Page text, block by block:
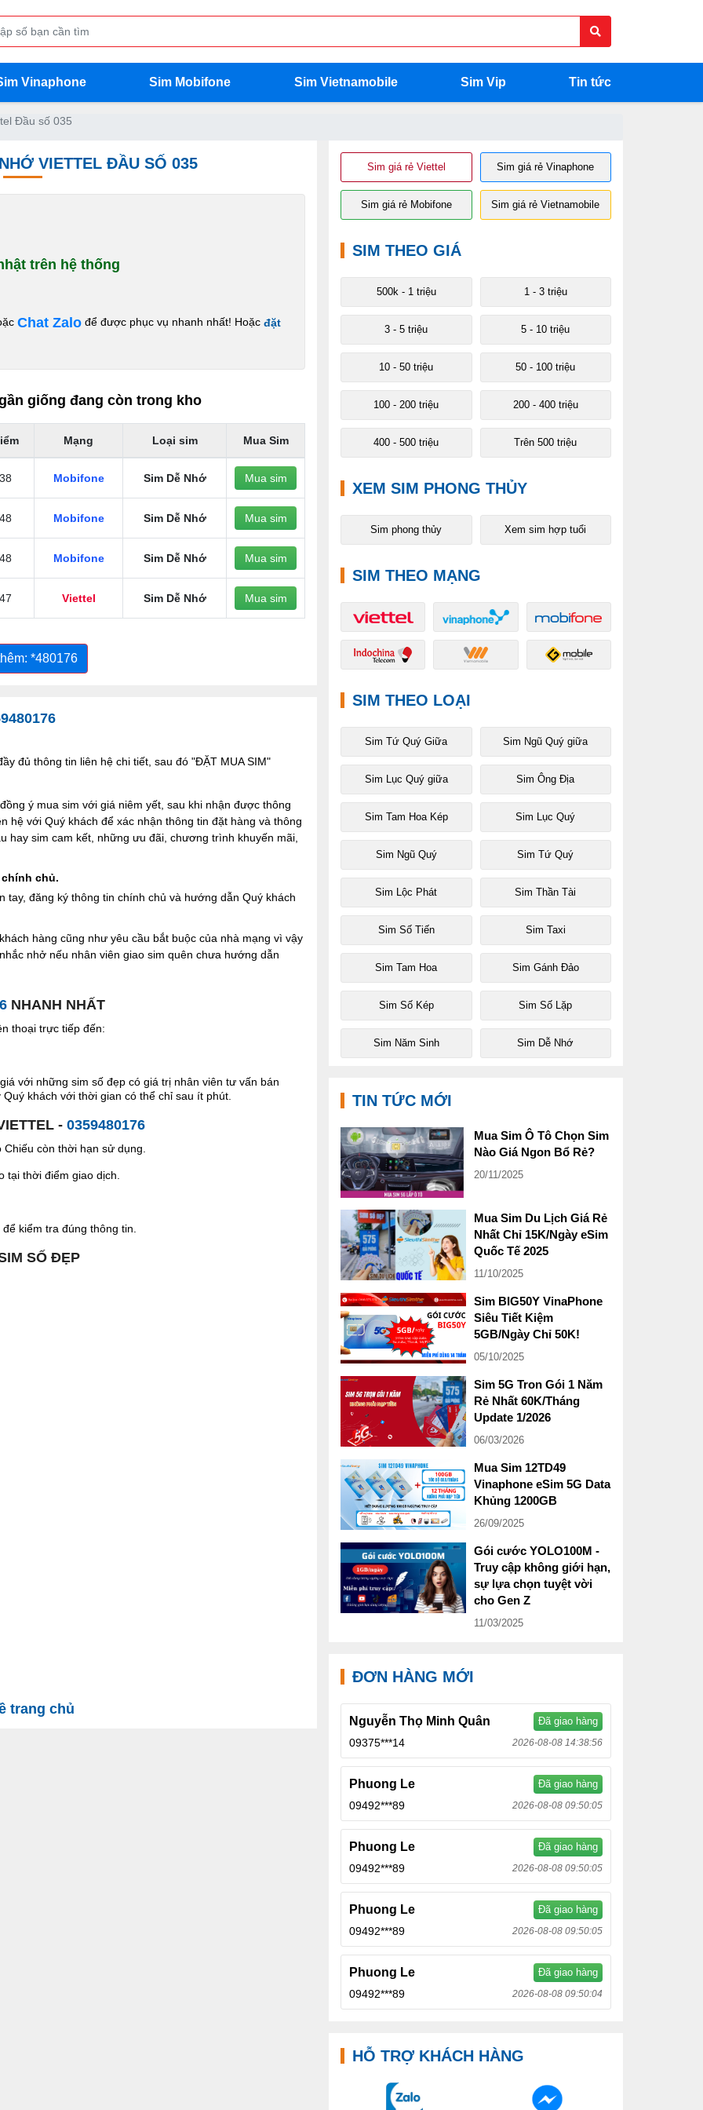
Vinaphone Sim Mobifone Sim Vietnamobile Sim Vip Tin tức
Đầu số 035
VIETTEL ĐẦU SỐ 035
trên hệ thống
Chat Zalo để được phục vụ nhanh nhất! Hoặc đặt
giống đang còn trong kho
Mạng Loại sim Mua Sim
38 Mobifone Sim Dễ Nhớ Mua sim
48 Mobifone Sim Dễ Nhớ Mua sim
48 Mobifone Sim Dễ Nhớ Mua sim
47 Viettel Sim Dễ Nhớ Mua sim
*480176
đủ thông tin liên hệ chi tiết, sau đó "ĐẶT MUA SIM"
ý mua sim với giá niêm yết, sau khi nhận được thông
hệ với Quý khách để xác nhận thông tin đặt hàng và thông
hay sim cam kết, những ưu đãi, chương trình khuyến mãi,
chủ.
tay, đăng ký thông tin chính chủ và hướng dẫn Quý khách
hàng cũng như yêu cầu bắt buộc của nhà mạng vì vậy
nhở nếu nhân viên giao sim quên chưa hướng dẫn
NHANH NHẤT
thoại trực tiếp đến:
với những sim số đẹp có giá trị nhân viên tư vấn bán
khách với thời gian có thể chỉ sau ít phút.
- 0359480176
còn thời hạn sử dụng.
tại thời điểm giao dịch.
kiểm tra đúng thông tin.
SỐ ĐẸP
trang chủ
Sim giá rẻ Viettel Sim giá rẻ Vinaphone
Sim giá rẻ Mobifone Sim giá rẻ Vietnamobile
SIM THEO GIÁ
500k - 1 triệu 1 - 3 triệu
3 - 5 triệu 5 - 10 triệu
10 - 50 triệu 50 - 100 triệu
100 - 200 triệu 200 - 400 triệu
400 - 500 triệu Trên 500 triệu
XEM SIM PHONG THỦY
Sim phong thủy Xem sim hợp tuổi
SIM THEO MẠNG
SIM THEO LOẠI
Sim Tứ Quý Giữa Sim Ngũ Quý giữa
Sim Lục Quý giữa Sim Ông Địa
Sim Tam Hoa Kép Sim Lục Quý
Sim Ngũ Quý Sim Tứ Quý
Sim Lộc Phát Sim Thần Tài
Sim Số Tiến Sim Taxi
Sim Tam Hoa Sim Gánh Đảo
Sim Số Kép Sim Số Lặp
Sim Năm Sinh Sim Dễ Nhớ
TIN TỨC MỚI
Mua Sim Ô Tô Chọn Sim
Nào Giá Ngon Bổ Rẻ?
20/11/2025
Mua Sim Du Lịch Giá Rẻ
Nhất Chỉ 15K/Ngày eSim
Quốc Tế 2025
11/10/2025
Sim BIG50Y VinaPhone
Siêu Tiết Kiệm
5GB/Ngày Chỉ 50K!
05/10/2025
Sim 5G Tron Gói 1 Năm
Rẻ Nhất 60K/Tháng
Update 1/2026
06/03/2026
Mua Sim 12TD49
Vinaphone eSim 5G Data
Khủng 1200GB
26/09/2025
Gói cước YOLO100M -
Truy cập không giới hạn,
sự lựa chọn tuyệt vời
cho Gen Z
11/03/2025
ĐƠN HÀNG MỚI
Nguyễn Thọ Minh Quân Đã giao hàng
09375***14 2026-08-08 14:38:56
Phuong Le Đã giao hàng
09492***89 2026-08-08 09:50:05
Phuong Le Đã giao hàng
09492***89 2026-08-08 09:50:05
Phuong Le Đã giao hàng
09492***89 2026-08-08 09:50:05
Phuong Le Đã giao hàng
09492***89 2026-08-08 09:50:04
HỖ TRỢ KHÁCH HÀNG